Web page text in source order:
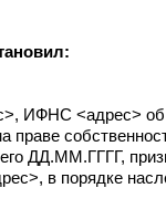
ИФНС <адрес>
ДД.ММ.ГГГГ,
в порядке